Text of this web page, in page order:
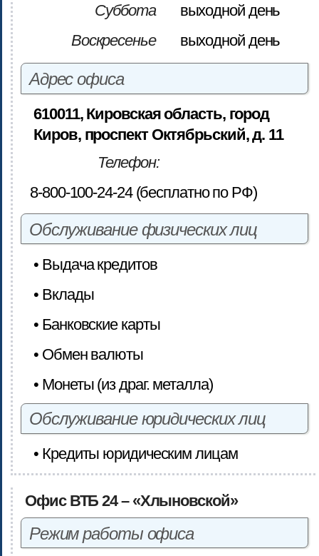
Суббота
выходной день
Воскресенье
выходной день
Адрес офиса
610011, Кировская область, город
Киров, проспект Октябрьский, д. 11
Телефон:
8-800-100-24-24 (бесплатно по РФ)
Обслуживание физических лиц
• Выдача кредитов
• Вклады
• Банковские карты
• Обмен валюты
• Монеты (из драг. металла)
Обслуживание юридических лиц
• Кредиты юридическим лицам
Офис ВТБ 24 – «Хлыновской»
Режим работы офиса